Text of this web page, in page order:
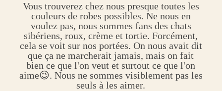
Vous trouverez chez nous presque toutes les
couleurs de robes possibles. Ne nous en
voulez pas, nous sommes fans des chats
sibériens, roux, crème et tortie. Forcément,
cela se voit sur nos portées. On nous avait dit
que ça ne marcherait jamais, mais on fait
bien ce que l'on veut et surtout ce que l'on
aime😉. Nous ne sommes visiblement pas les
seuls à les aimer.